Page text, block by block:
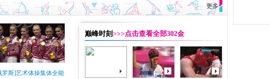
更多
罗斯]艺术体操集体全能
巅峰时刻>>>点击查看全部302金